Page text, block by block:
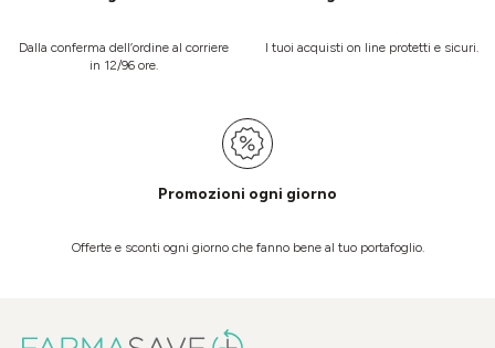
Dalla conferma dell’ordine al corriere
in 12/96 ore.
I tuoi acquisti on line protetti e sicuri.
Promozioni ogni giorno
Offerte e sconti ogni giorno che fanno bene al tuo portafoglio.